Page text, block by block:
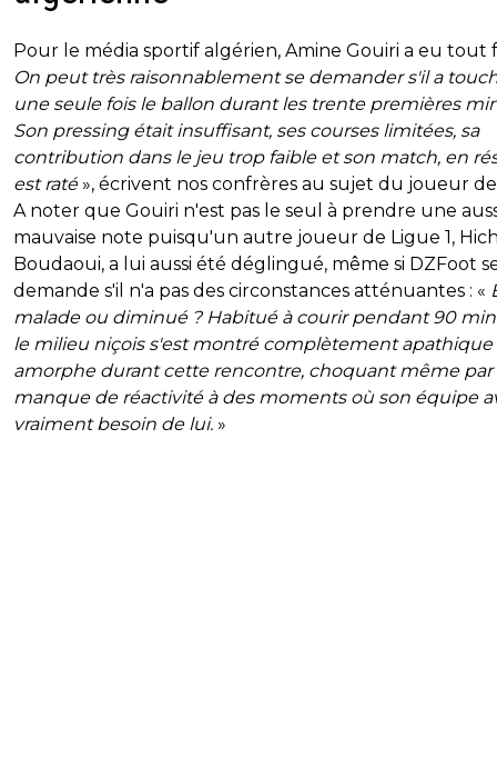
Pour le média sportif algérien, Amine Gouiri a eu tout
On peut très raisonnablement se demander s'il a
une seule fois le ballon durant les trente premières
Son pressing était insuffisant, ses courses limitées, sa
contribution dans le jeu trop faible et son match, en
est raté», écrivent nos confrères au sujet du joueur
A noter que Gouiri n'est pas le seul à prendre une
mauvaise note puisqu'un autre joueur de Ligue 1,
Boudaoui, a lui aussi été déglingué, même si DZFoot
demande s'il n'a pas des circonstances atténuantes : «
malade ou diminué ? Habitué à courir pendant 90
le milieu niçois s'est montré complètement apathique
amorphe durant cette rencontre, choquant même par
manque de réactivité à des moments où son équipe
vraiment besoin de lui. »